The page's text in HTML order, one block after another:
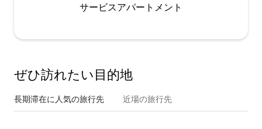
サービスアパートメント
ぜひ訪⁠れ⁠た⁠い目⁠的⁠地
長期滞在に人気の旅行先 近場の旅行先